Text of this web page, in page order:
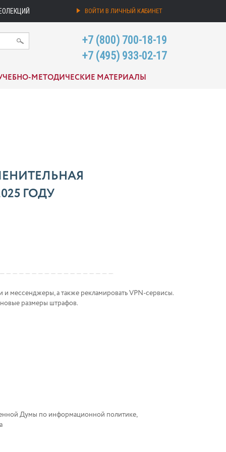
ВОЙТИ В ЛИЧНЫЙ КАБИНЕТ
+7 (800) 700-18-19
+7 (495) 933-02-17
МЕТОДИЧЕСКИЕ МАТЕРИАЛЫ
ГОДУ
и мессенджеры, а также рекламировать VPN-сервисы.
размеры штрафов.
Думы по информационной политике,